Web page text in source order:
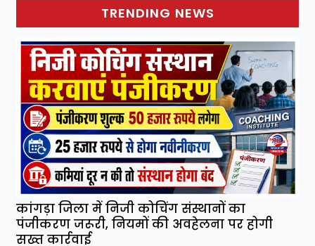
TRENDING NEWS
कांगड़ा जिला में निजी कोचिंग संस्थानों का
पंजीकरण जरूरी, नियमों की अवहेलना पर होगी
सख्त कार्रवाई